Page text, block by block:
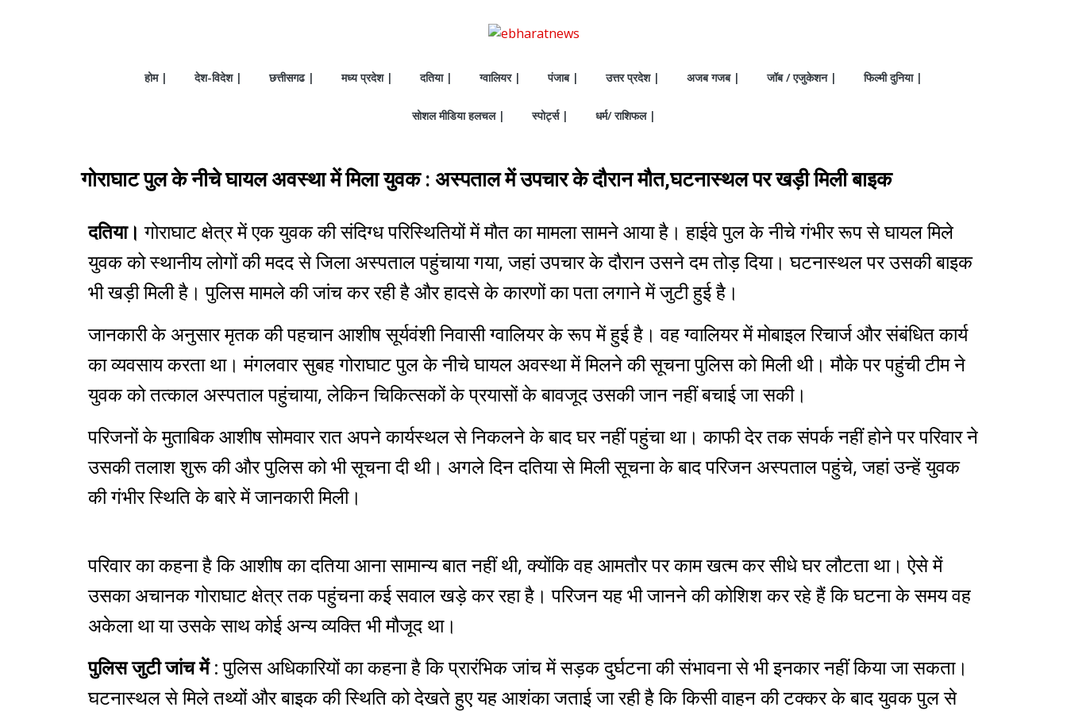
होम | देश-विदेश | छत्तीसगढ | मध्य प्रदेश | दतिया | ग्वालियर | पंजाब | उत्तर प्रदेश | अजब गजब | जॉब / एजुकेशन | फिल्मी दुनिया |
सोशल मीडिया हलचल | स्पोर्ट्स | धर्म/ राशिफल |
गोराघाट पुल के नीचे घायल अवस्था में मिला युवक : अस्पताल में उपचार के दौरान मौत,घटनास्थल पर खड़ी मिली बाइक
दतिया। गोराघाट क्षेत्र में एक युवक की संदिग्ध परिस्थितियों में मौत का मामला सामने आया है। हाईवे पुल के नीचे गंभीर रूप से घायल मिले
युवक को स्थानीय लोगों की मदद से जिला अस्पताल पहुंचाया गया, जहां उपचार के दौरान उसने दम तोड़ दिया। घटनास्थल पर उसकी बाइक
भी खड़ी मिली है। पुलिस मामले की जांच कर रही है और हादसे के कारणों का पता लगाने में जुटी हुई है।
जानकारी के अनुसार मृतक की पहचान आशीष सूर्यवंशी निवासी ग्वालियर के रूप में हुई है। वह ग्वालियर में मोबाइल रिचार्ज और संबंधित कार्य
का व्यवसाय करता था। मंगलवार सुबह गोराघाट पुल के नीचे घायल अवस्था में मिलने की सूचना पुलिस को मिली थी। मौके पर पहुंची टीम ने
युवक को तत्काल अस्पताल पहुंचाया, लेकिन चिकित्सकों के प्रयासों के बावजूद उसकी जान नहीं बचाई जा सकी।
परिजनों के मुताबिक आशीष सोमवार रात अपने कार्यस्थल से निकलने के बाद घर नहीं पहुंचा था। काफी देर तक संपर्क नहीं होने पर परिवार ने
उसकी तलाश शुरू की और पुलिस को भी सूचना दी थी। अगले दिन दतिया से मिली सूचना के बाद परिजन अस्पताल पहुंचे, जहां उन्हें युवक
की गंभीर स्थिति के बारे में जानकारी मिली।
परिवार का कहना है कि आशीष का दतिया आना सामान्य बात नहीं थी, क्योंकि वह आमतौर पर काम खत्म कर सीधे घर लौटता था। ऐसे में
उसका अचानक गोराघाट क्षेत्र तक पहुंचना कई सवाल खड़े कर रहा है। परिजन यह भी जानने की कोशिश कर रहे हैं कि घटना के समय वह
अकेला था या उसके साथ कोई अन्य व्यक्ति भी मौजूद था।
पुलिस जुटी जांच में :पुलिस अधिकारियों का कहना है कि प्रारंभिक जांच में सड़क दुर्घटना की संभावना से भी इनकार नहीं किया जा सकता।
घटनास्थल से मिले तथ्यों और बाइक की स्थिति को देखते हुए यह आशंका जताई जा रही है कि किसी वाहन की टक्कर के बाद युवक पुल से